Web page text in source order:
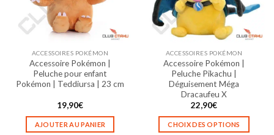
choisies
sur
page
du
produit
être
choisies
sur
page
du
produit
ACCESSOIRES POKÉMON
Accessoire Pokémon |
Peluche pour enfant
Pokémon | Teddiursa | 23 cm
19,90€
AJOUTER AU PANIER
ACCESSOIRES POKÉMON
Accessoire Pokémon |
Peluche Pikachu |
Déguisement Méga
Dracaufeu X
22,90€
CHOIX DES OPTIONS